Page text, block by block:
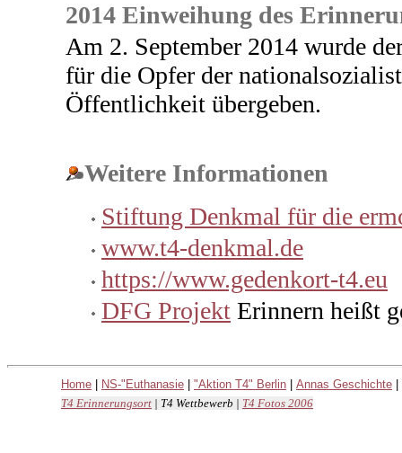
2014 Einweihung des
Am 2. September 2014 wurde
für die Opfer der
Öffentlichkeit übergeben.
Weitere Informationen
Stiftung Denkmal für die
www.t4-denkmal.de
https://www.gedenkort-t4.eu
DFG Projekt Erinnern heißt
Home NS-"Euthanasie "Aktion T4" Berlin Annas Geschichte
T4 Erinnerungsort | T4 Wettbewerb | T4 Fotos 2006